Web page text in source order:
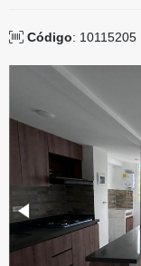
Código: 10115205